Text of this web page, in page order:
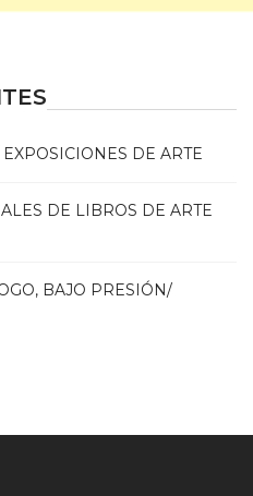
DE ARTE
DE LIBROS DE ARTE
BAJO PRESIÓN/